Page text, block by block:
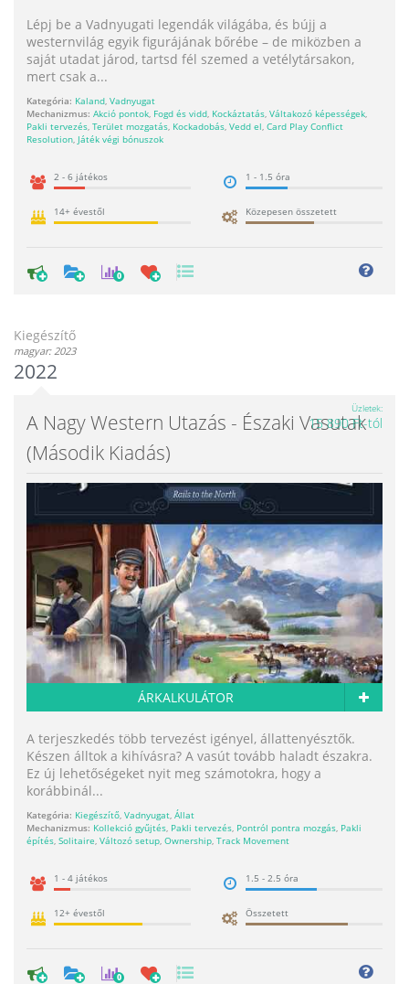
Lépj be a Vadnyugati legendák világába, és bújj a
westernvilág egyik figurájának bőrébe – de miközben a
saját utadat járod, tartsd fél szemed a vetélytársakon,
mert csak a...
Kategória: Kaland, Vadnyugat
Mechanizmus: Akció pontok, Fogd és vidd, Kockáztatás, Váltakozó képességek,
Pakli tervezés, Terület mozgatás, Kockadobás, Vedd el, Card Play Conflict
Resolution, Játék végi bónuszok
2 - 6 játékos 1 - 1.5 óra
14+ évestől Közepesen összetett
0
Kiegészítő
magyar: 2023
2022
A Nagy Western Utazás - Északi Vasutak
(második Kiadás)
Üzletek
15 890 Ft-tól
ÁRKALKULÁTOR
A terjeszkedés több tervezést igényel, állattenyésztők.
Készen álltok a kihívásra? A vasút tovább haladt északra.
Ez új lehetőségeket nyit meg számotokra, hogy a
korábbinál...
Kategória: Kiegészítő, Vadnyugat, Állat
Mechanizmus: Kollekció gyűjtés, Pakli tervezés, Pontról pontra mozgás, Pakli
építés, Solitaire, Változó setup, Ownership, Track Movement
1 - 4 játékos 1.5 - 2.5 óra
12+ évestől Összetett
0